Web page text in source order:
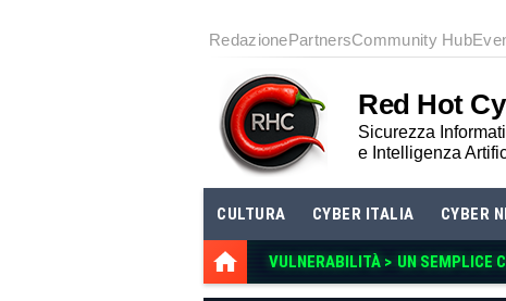
RedazionePartnersCommunity Hub
Red Hot
Sicurezza
e Intelligenza
CULTURA CYBER ITALIA CYBER
VULNERABILITÀ > UN SEMPLICE